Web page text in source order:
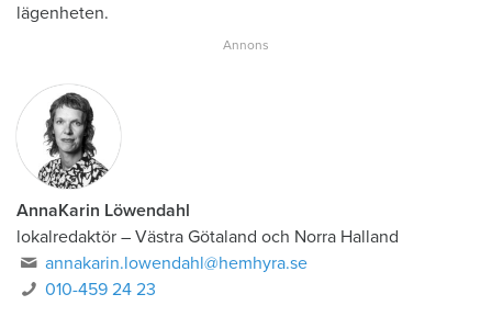
lägenheten.
AnnaKarin Löwendahl
lokalredaktör – Västra Götaland och Norra Halland
annakarin.lowendahl@hemhyra.se
010-459 24 23